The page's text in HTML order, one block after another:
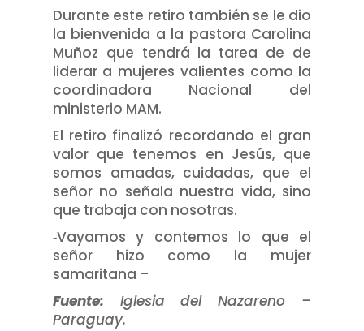
Durante este retiro también se le dio
la bienvenida a la pastora Carolina
Muñoz que tendrá la tarea de de
liderar a mujeres valientes como la
coordinadora Nacional del
ministerio MAM.
El retiro finalizó recordando el gran
valor que tenemos en Jesús, que
somos amadas, cuidadas, que el
señor no señala nuestra vida, sino
que trabaja con nosotras.
​⁃​Vayamos y contemos lo que el
señor hizo como la mujer
samaritana –
Fuente: Iglesia del Nazareno –
Paraguay.